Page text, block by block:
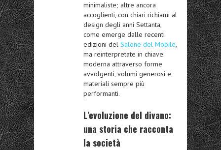
minimaliste; altre ancora
accoglienti, con chiari richiami al
design degli anni Settanta,
come emerge dalle recenti
edizioni del Salone del Mobile,
ma reinterpretate in chiave
moderna attraverso forme
avvolgenti, volumi generosi e
materiali sempre più
performanti.
L’evoluzione del divano:
una storia che racconta
la società